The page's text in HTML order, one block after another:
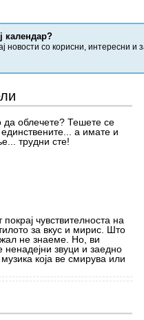
календар?
новости со корисни, интересни и
облечете? Тешете се
а имате и
трудни сте!
чувствителноста на
за вкус и мирис. Што
не знаеме. Но, ви
ненадејни звуци и заедно
која ве смирува или